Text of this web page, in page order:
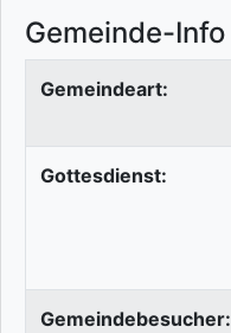
Gemeinde-Info
Gemeindeart:
Gottesdienst:
Gemeindebesucher: